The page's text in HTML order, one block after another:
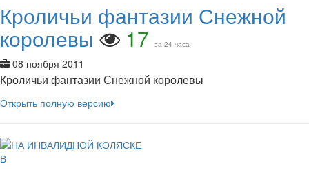
Кроличьи фантазии Снежной
королевы 17 за 24 часа
08 ноября 2011
Кроличьи фантазии Снежной королевы
Открыть полную версию